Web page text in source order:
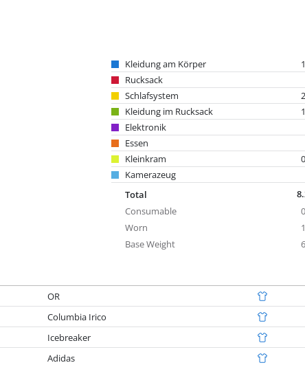
Kleidung am Körper
Rucksack
Schlafsystem
Kleidung im Rucksack
Elektronik
Essen
Kleinkram
Kamerazeug
Total
Consumable
Worn
Base Weight
OR
Columbia Irico
Icebreaker
Adidas